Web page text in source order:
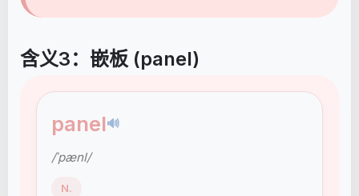
含义3：嵌板 (panel)
panel🔊
/ˈpænl/
N.